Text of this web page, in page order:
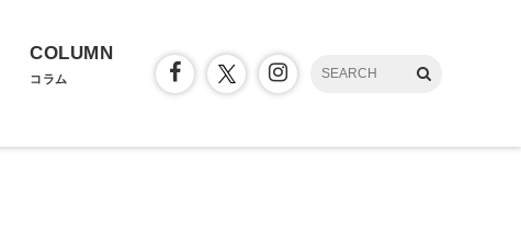
COLUMN
コラム